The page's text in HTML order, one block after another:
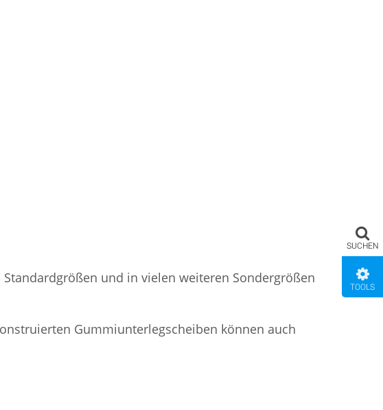
und in vielen weiteren Sondergrößen
Gummiunterlegscheiben können auch
SUCHEN
TOOLS